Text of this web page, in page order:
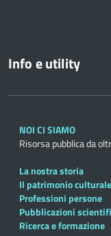
Info e utility
NOI CI SIAMO
Risorsa pubblica da
La nostra storia
Il patrimonio culturale
Professioni persone
Pubblicazioni
Ricerca e formazione